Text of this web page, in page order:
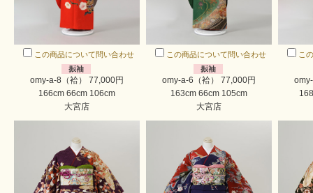
この商品について問い合わせ
omy-a-8（袷） 77,000円
166cm 66cm 106cm
大宮店
この商品について問い合わせ
omy-a-6（袷） 77,000円
163cm 66cm 105cm
大宮店
こ